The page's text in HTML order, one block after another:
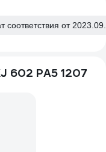
соответствия от
602 PA5 1207